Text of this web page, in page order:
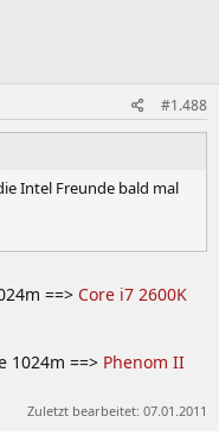
#1.488
Intel Freunde bald mal
==> Core i7 2600K
1024m ==> Phenom II
Zuletzt bearbeitet: 07.01.2011